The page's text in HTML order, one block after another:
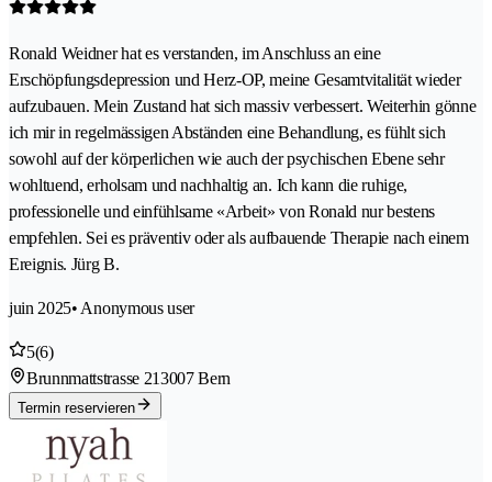
Ronald Weidner hat es verstanden, im Anschluss an eine
Erschöpfungsdepression und Herz-OP, meine Gesamtvitalität wieder
aufzubauen. Mein Zustand hat sich massiv verbessert. Weiterhin gönne
ich mir in regelmässigen Abständen eine Behandlung, es fühlt sich
sowohl auf der körperlichen wie auch der psychischen Ebene sehr
wohltuend, erholsam und nachhaltig an. Ich kann die ruhige,
professionelle und einfühlsame «Arbeit» von Ronald nur bestens
empfehlen. Sei es präventiv oder als aufbauende Therapie nach einem
Ereignis. Jürg B.
juin 2025• Anonymous user
5(6)
Brunnmattstrasse 213007 Bern
Termin reservieren